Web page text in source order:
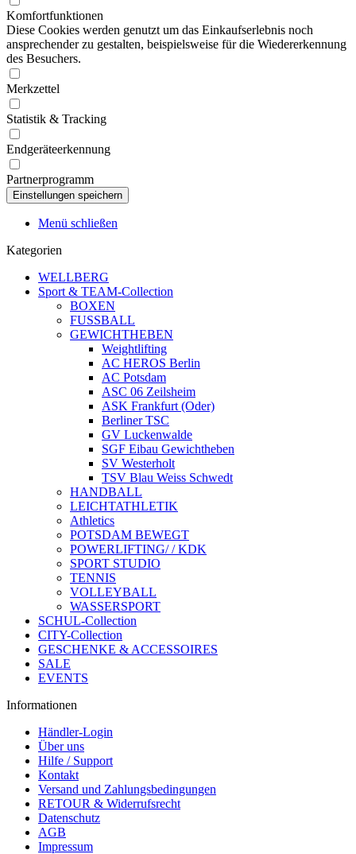
Komfortfunktionen
Diese Cookies werden genutzt um das Einkaufserlebnis noch
ansprechender zu gestalten, beispielsweise für die Wiedererkennung
des Besuchers.
Merkzettel
Statistik & Tracking
Endgeräteerkennung
Partnerprogramm
Menü schließen
Kategorien
WELLBERG
Sport & TEAM-Collection
BOXEN
FUSSBALL
GEWICHTHEBEN
Weightlifting
AC HEROS Berlin
AC Potsdam
ASC 06 Zeilsheim
ASK Frankfurt (Oder)
Berliner TSC
GV Luckenwalde
SGF Eibau Gewichtheben
SV Westerholt
TSV Blau Weiss Schwedt
HANDBALL
LEICHTATHLETIK
Athletics
POTSDAM BEWEGT
POWERLIFTING/ / KDK
SPORT STUDIO
TENNIS
VOLLEYBALL
WASSERSPORT
SCHUL-Collection
CITY-Collection
GESCHENKE & ACCESSOIRES
SALE
EVENTS
Informationen
Händler-Login
Über uns
Hilfe / Support
Kontakt
Versand und Zahlungsbedingungen
RETOUR & Widerrufsrecht
Datenschutz
AGB
Impressum